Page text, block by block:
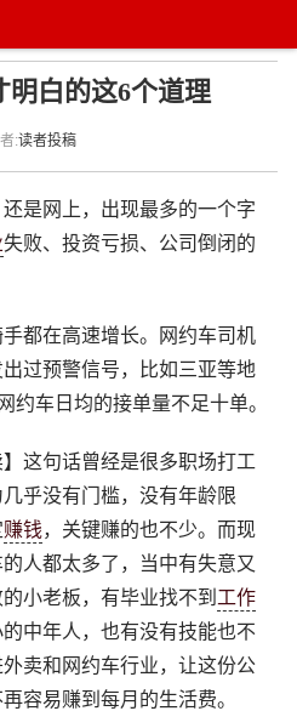
明白的这6个道理
者:读者投稿
是网上，出现最多的一个字
失败、投资亏损、公司倒闭的
都在高速增长。网约车司机
过预警信号，比如三亚等地
约车日均的接单量不足十单。
这句话曾经是很多职场打工
乎没有门槛，没有年龄限
赚钱，关键赚的也不少。而现
人都太多了，当中有失意又
小老板，有毕业找不到 工作
中年人，也有没有技能也不
卖和网约车行业，让这份公
容易赚到每月的生活费。